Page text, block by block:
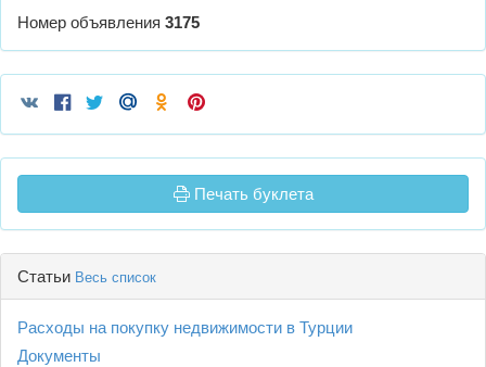
Номер объявления 3175
Печать буклета
Статьи Весь список
Расходы на покупку недвижимости в Турции
Документы